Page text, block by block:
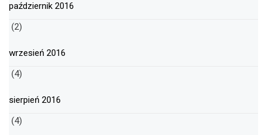
październik 2016
(2)
wrzesień 2016
(4)
sierpień 2016
(4)